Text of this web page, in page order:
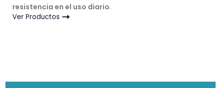
resistencia en el uso diario.
Ver Productos